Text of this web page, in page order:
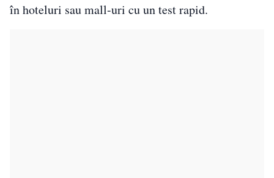
în hoteluri sau mall-uri cu un test rapid.